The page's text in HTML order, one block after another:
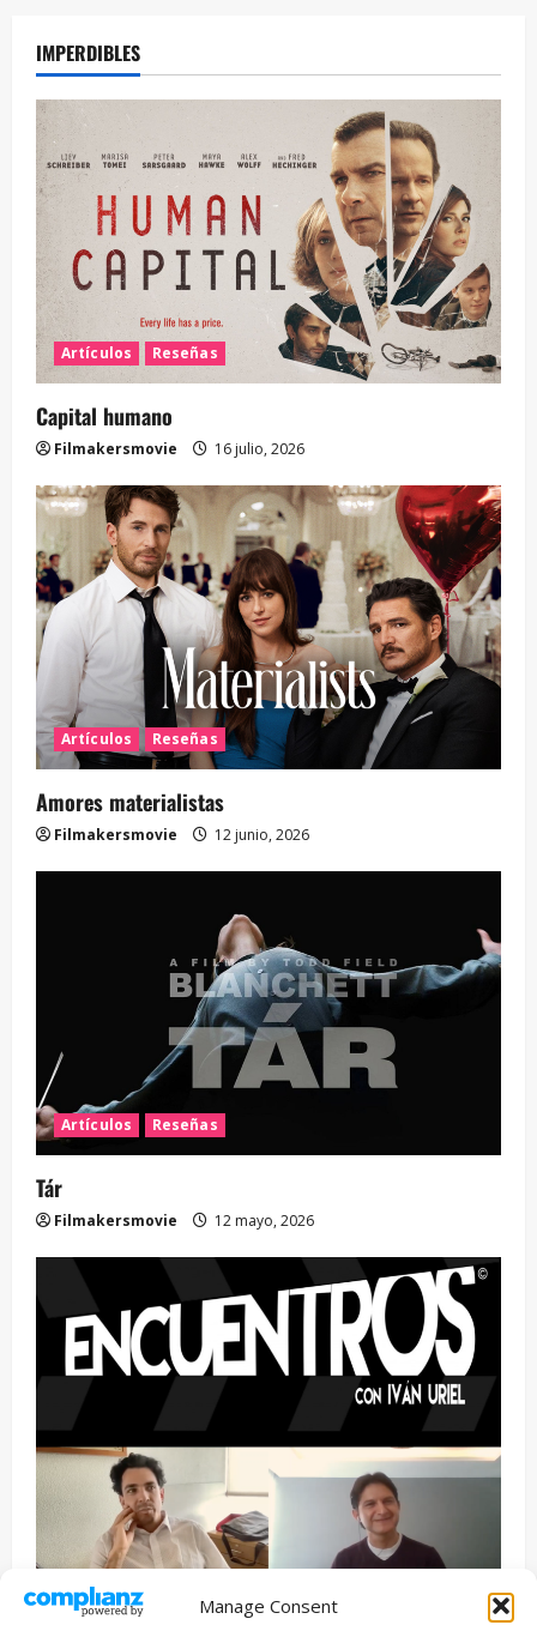
Manage Consent
IMPERDIBLES
Artículos Reseñas
Capital humano
Filmakersmovie 16 julio, 2026
Artículos Reseñas
Amores materialistas
Filmakersmovie 12 junio, 2026
Artículos Reseñas
Tár
Filmakersmovie 12 mayo, 2026
Entrevista Series